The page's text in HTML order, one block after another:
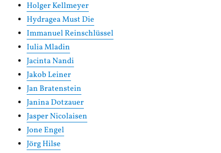
Holger Kellmeyer
Hydragea Must Die
Immanuel Reinschlüssel
Iulia Mladin
Jacinta Nandi
Jakob Leiner
Jan Bratenstein
Janina Dotzauer
Jasper Nicolaisen
Jone Engel
Jörg Hilse